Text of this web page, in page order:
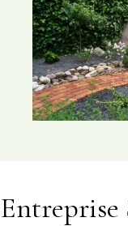
Entreprise